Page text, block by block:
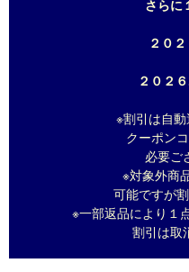
さらに
２０
２０２
※割引は自
クーポン
必要ご
※対象外商
可能ですが
※一部返品により１
割引は取